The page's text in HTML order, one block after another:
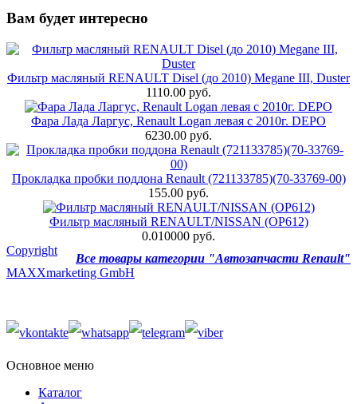
Вам будет интересно
Фильтр масляный RENAULT Disel (до 2010) Megane III, Duster
1110.00 руб.
Фара Лада Ларгус, Renault Logan левая с 2010г. DEPO
6230.00 руб.
Прокладка пробки поддона Renault (721133785)(70-33769-00)
155.00 руб.
Фильтр масляный RENAULT/NISSAN (OP612)
0.010000 руб.
Все товары категории "Автозапчасти Renault"
Copyright
MAXXmarketing GmbH
Основное меню
Каталог